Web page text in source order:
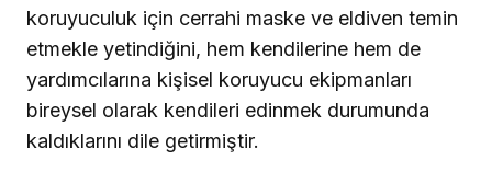
koruyuculuk için cerrahi maske ve eldiven temin
etmekle yetindiğini, hem kendilerine hem de
yardımcılarına kişisel koruyucu ekipmanları
bireysel olarak kendileri edinmek durumunda
kaldıklarını dile getirmiştir.